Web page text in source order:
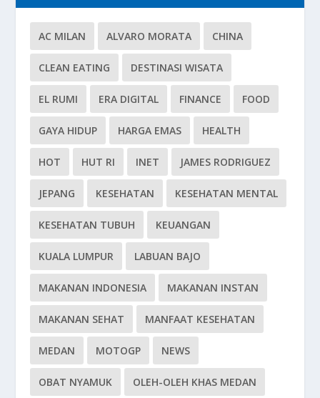
AC MILAN ALVARO MORATA CHINA
CLEAN EATING DESTINASI WISATA
EL RUMI ERA DIGITAL FINANCE FOOD
GAYA HIDUP HARGA EMAS HEALTH
HOT HUT RI INET JAMES RODRIGUEZ
JEPANG KESEHATAN KESEHATAN MENTAL
KESEHATAN TUBUH KEUANGAN
KUALA LUMPUR LABUAN BAJO
MAKANAN INDONESIA MAKANAN INSTAN
MAKANAN SEHAT MANFAAT KESEHATAN
MEDAN MOTOGP NEWS
OBAT NYAMUK OLEH-OLEH KHAS MEDAN